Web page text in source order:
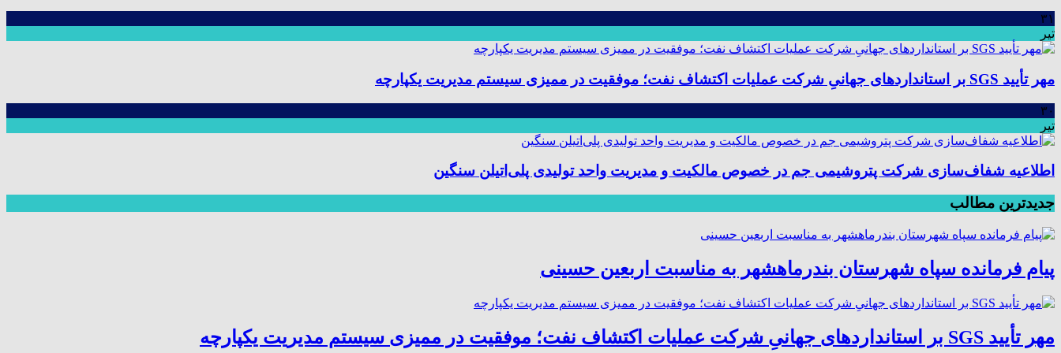
۳۱
تیر
مهر تأیید SGS بر استانداردهای جهانیِ شرکت عملیات اکتشاف نفت؛ موفقیت در ممیزی سیستم مدیریت یکپارچه
۳۰
تیر
اطلاعیه شفاف‌سازی شرکت پتروشیمی جم در خصوص مالکیت و مدیریت واحد تولیدی پلی‌اتیلن سنگین
جدیدترین مطالب
پیام فرمانده سپاه شهرستان بندرماهشهر به مناسبت اربعین حسینی
مهر تأیید SGS بر استانداردهای جهانیِ شرکت عملیات اکتشاف نفت؛ موفقیت در ممیزی سیستم مدیریت یکپارچه